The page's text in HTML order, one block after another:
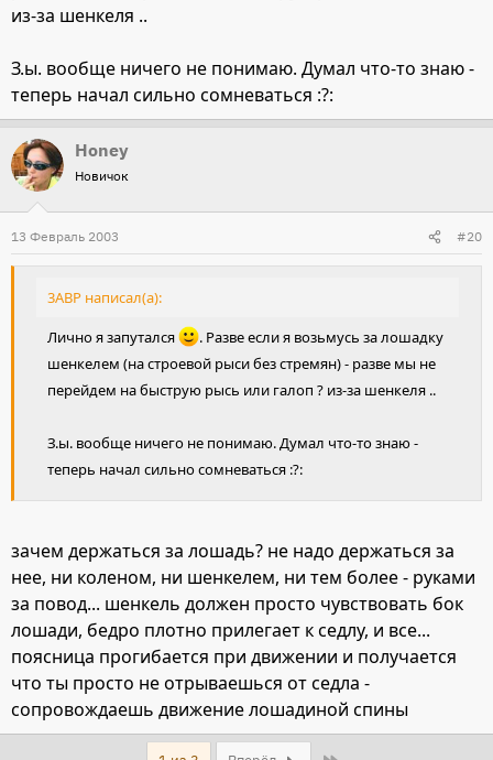
из-за шенкеля ..
З.ы. вообще ничего не понимаю. Думал что-то знаю -
теперь начал сильно сомневаться :?:
Honey
Новичок
13 Февраль 2003 #20
3ABP написал(а):
Лично я запутался
. Разве если я возьмусь за лошадку
шенкелем (на строевой рыси без стремян) - разве мы не
перейдем на быструю рысь или галоп ? из-за шенкеля ..
З.ы. вообще ничего не понимаю. Думал что-то знаю -
теперь начал сильно сомневаться :?:
зачем держаться за лошадь? не надо держаться за
нее, ни коленом, ни шенкелем, ни тем более - руками
за повод... шенкель должен просто чувствовать бок
лошади, бедро плотно прилегает к седлу, и все...
поясница прогибается при движении и получается
что ты просто не отрываешься от седла -
сопровождаешь движение лошадиной спины